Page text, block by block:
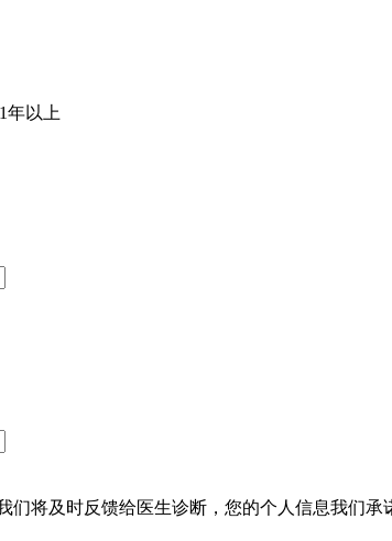
1年以上
们将及时反馈给医生诊断，您的个人信息我们承